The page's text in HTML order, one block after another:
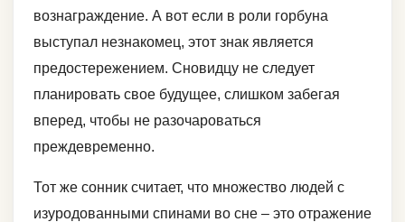
вознаграждение. А вот если в роли горбуна
выступал незнакомец, этот знак является
предостережением. Сновидцу не следует
планировать свое будущее, слишком забегая
вперед, чтобы не разочароваться
преждевременно.
Тот же сонник считает, что множество людей с
изуродованными спинами во сне – это отражение